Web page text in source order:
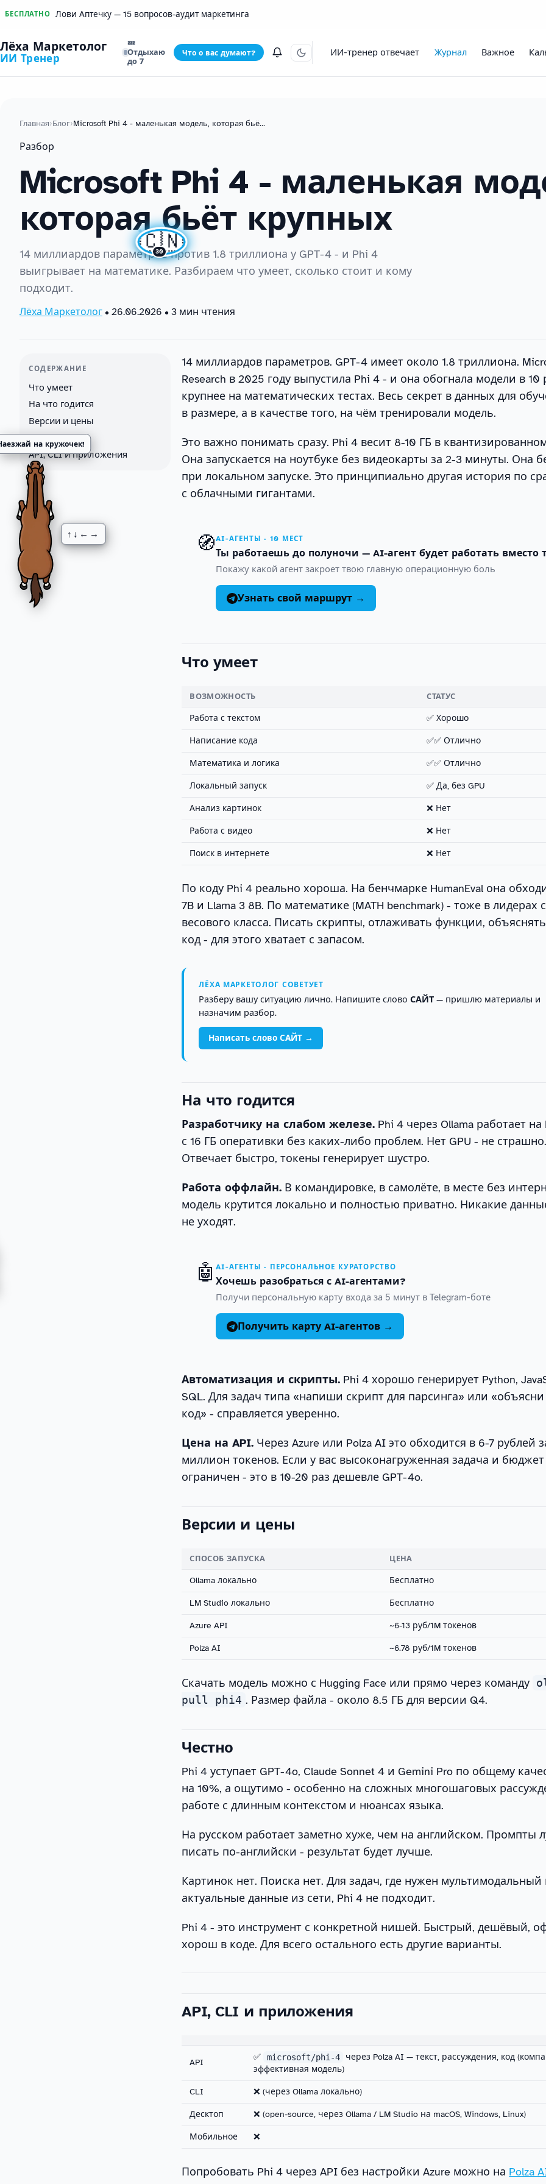
БЕСПЛАТНО Лови Аптечку — 15 вопросов-аудит маркетинга
Лёха Маркетолог
ИИ Тренер
💤
Отдыхаю
до 7
Что о вас думают? ИИ-тренер отвечает Журнал Важное
Главная›Блог› Microsoft Phi 4 - маленькая модель, которая бьёт крупных
Разбор
Microsoft Phi 4 - маленькая
которая бьёт крупных
14 миллиардов параметров против 1.8 триллиона у GPT-4 - и Phi 4
выигрывает на математике. Разбираем что умеет, сколько стоит и кому
подходит.
Лёха Маркетолог • 26.06.2026 • 3 мин чтения
СОДЕРЖАНИЕ
Что умеет
На что годится
Версии и цены
Честно
API, CLI и приложения
14 миллиардов параметров. GPT-4 имеет около 1.8 триллиона.
Research в 2025 году выпустила Phi 4 - и она обогнала модели в 10
крупнее на математических тестах. Весь секрет в данных для
в размере, а в качестве того, на чём тренировали модель.
Это важно понимать сразу. Phi 4 весит 8-10 ГБ в
Она запускается на ноутбуке без видеокарты за 2-3 минуты. Она
при локальном запуске. Это принципиально другая история по
с облачными гигантами.
🧭AI-АГЕНТЫ · 10 МЕСТ
Ты работаешь до полуночи — AI-агент будет работать вместо
Покажу какой агент закроет твою главную операционную боль
Узнать свой маршрут →
Что умеет
ВОЗМОЖНОСТЬ СТАТУС
Работа с текстом ✅ Хорошо
Написание кода ✅✅ Отлично
Математика и логика ✅✅ Отлично
Локальный запуск ✅ Да, без GPU
Анализ картинок ❌ Нет
Работа с видео ❌ Нет
Поиск в интернете ❌ Нет
По коду Phi 4 реально хороша. На бенчмарке HumanEval она
7B и Llama 3 8B. По математике (MATH benchmark) - тоже в лидерах
весового класса. Писать скрипты, отлаживать функции,
код - для этого хватает с запасом.
ЛЁХА МАРКЕТОЛОГ СОВЕТУЕТ
Разберу вашу ситуацию лично. Напишите словоСАЙТ — пришлю материалы и
назначим разбор.
Написать слово САЙТ →
На что годится
Разработчику на слабом железе. Phi 4 через Ollama работает на
с 16 ГБ оперативки без каких-либо проблем. Нет GPU - не
Отвечает быстро, токены генерирует шустро.
Работа оффлайн. В командировке, в самолёте, в месте без
модель крутится локально и полностью приватно. Никакие
не уходят.
🤖AI-АГЕНТЫ · ПЕРСОНАЛЬНОЕ КУРАТОРСТВО
Хочешь разобраться с AI-агентами?
Получи персональную карту входа за 5 минут в Telegram-боте
Получить карту AI-агентов →
Автоматизация и скрипты. Phi 4 хорошо генерирует Python,
SQL. Для задач типа «напиши скрипт для парсинга» или «объясни
код» - справляется уверенно.
Цена на API. Через Azure или Polza AI это обходится в 6-7 рублей
миллион токенов. Если у вас высоконагруженная задача и бюджет
ограничен - это в 10-20 раз дешевле GPT-4o.
Версии и цены
СПОСОБ ЗАПУСКА ЦЕНА
Ollama локально Бесплатно
LM Studio локально Бесплатно
Azure API ~6-13 руб/1M токенов
Polza AI ~6.78 руб/1M токенов
Скачать модель можно с Hugging Face или прямо через команду
pull phi4 . Размер файла - около 8.5 ГБ для версии Q4.
Честно
Phi 4 уступает GPT-4o, Claude Sonnet 4 и Gemini Pro по общему
на 10%, а ощутимо - особенно на сложных многошаговых
работе с длинным контекстом и нюансах языка.
На русском работает заметно хуже, чем на английском. Промпты
писать по-английски - результат будет лучше.
Картинок нет. Поиска нет. Для задач, где нужен
актуальные данные из сети, Phi 4 не подходит.
Phi 4 - это инструмент с конкретной нишей. Быстрый, дешёвый,
хорош в коде. Для всего остального есть другие варианты.
API, CLI и приложения
API
✅ microsoft/phi-4
через Polza AI — текст, рассуждения, код
эффективная модель)
CLI ❌ (через Ollama локально)
Десктоп ❌ (open-source, через Ollama / LM Studio на macOS, Windows, Linux)
Мобильное ❌
Попробовать Phi 4 через API без настройки Azure можно на Polza
на кружочек!
↑↓←→
🇨🇳
30